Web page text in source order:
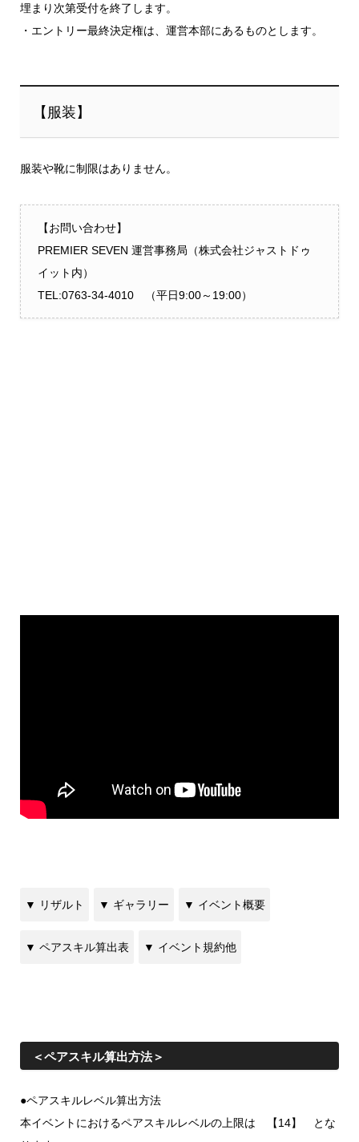
埋まり次第受付を終了します。
・エントリー最終決定権は、運営本部にあるものとします。
【服装】
服装や靴に制限はありません。
【お問い合わせ】
PREMIER SEVEN 運営事務局（株式会社ジャストドゥ
イット内）
TEL:0763-34-4010（平日9:00～19:00）
▼ リザルト ▼ ギャラリー ▼ イベント概要
▼ ペアスキル算出表 ▼ イベント規約他
＜ペアスキル算出方法＞
●ペアスキルレベル算出方法
本イベントにおけるペアスキルレベルの上限は 【14】 とな